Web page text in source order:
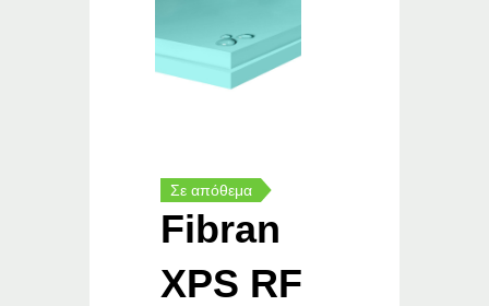
Σε απόθεμα
Fibran
XPS RF